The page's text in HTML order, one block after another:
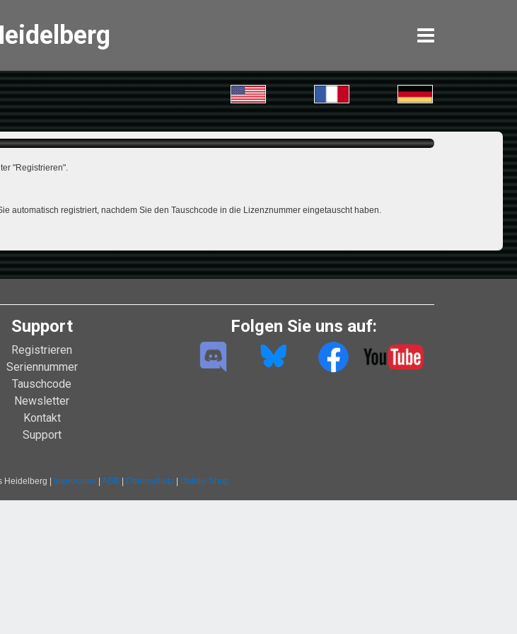
"Registrieren".
automatisch registriert, nachdem Sie den Tauschcode in die Lizenznummer eingetauscht haben.
Support
Registrieren
Seriennummer
Tauschcode
Newsletter
Kontakt
Support
Folgen Sie uns auf:
| Impressum| AGB| Datenschutz| Online-Shop